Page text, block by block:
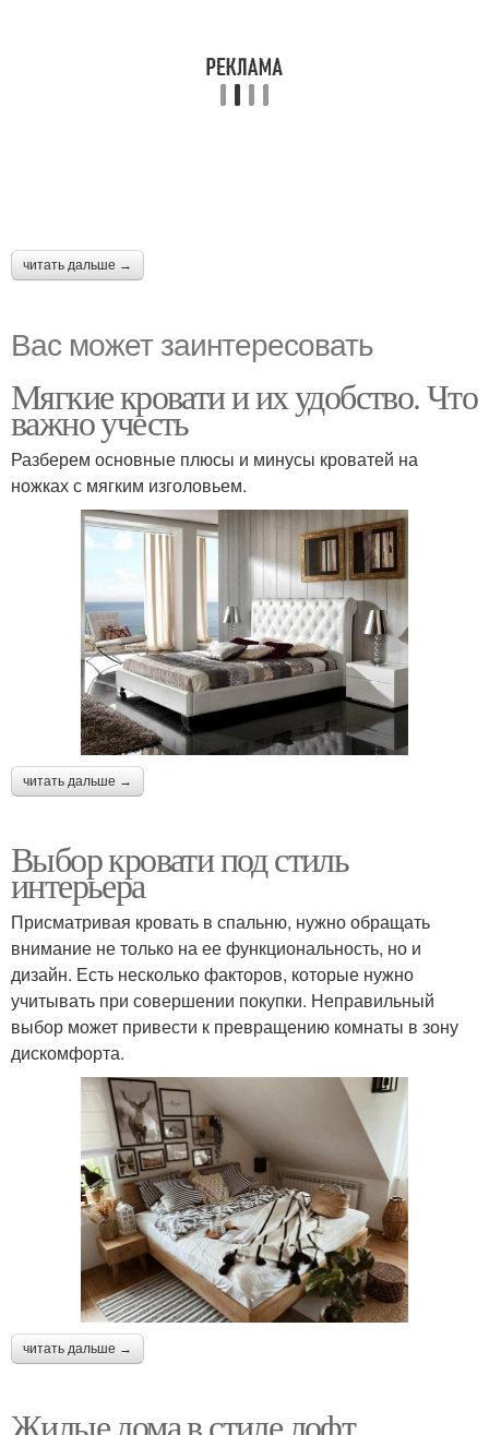
читать дальше →
Вас может заинтересовать
Мягкие кровати и их удобство. Что
важно учесть
Разберем основные плюсы и минусы кроватей на
ножках с мягким изголовьем.
читать дальше →
Выбор кровати под стиль
интерьера
Присматривая кровать в спальню, нужно обращать
внимание не только на ее функциональность, но и
дизайн. Есть несколько факторов, которые нужно
учитывать при совершении покупки. Неправильный
выбор может привести к превращению комнаты в зону
дискомфорта.
читать дальше →